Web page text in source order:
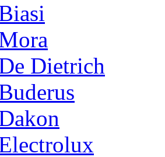
Dietrich